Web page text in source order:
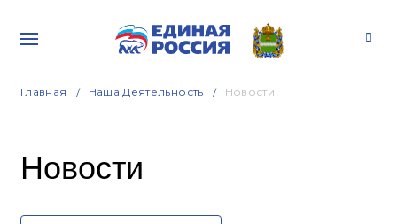
Главная Наша Деятельность Новости
Новости